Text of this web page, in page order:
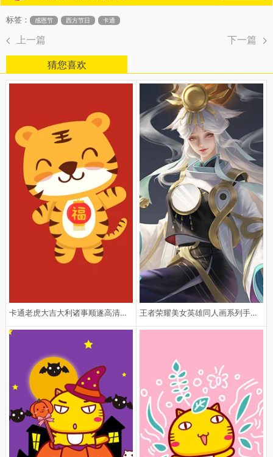
标签： 感恩节 西方节日 卡通
上一篇 下一篇
猜您喜欢
卡通老虎大吉大利诸事顺遂高清手机 王者荣耀美女英雄同人画系列手机壁